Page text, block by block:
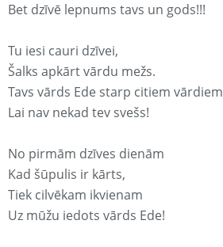
Bet dzīvē lepnums tavs un gods!!!
Tu iesi cauri dzīvei,
Šalks apkārt vārdu mežs.
Tavs vārds Ede starp citiem vārdiem
Lai nav nekad tev svešs!
No pirmām dzīves dienām
Kad šūpulis ir kārts,
Tiek cilvēkam ikvienam
Uz mūžu iedots vārds Ede!